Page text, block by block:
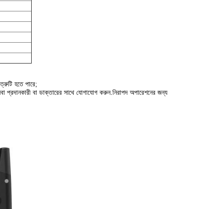
হতে পারে;
প্রদানকারী বা ডাক্তারের সাথে যোগাযোগ করুন.নিরাপদ অপারেশনের জন্য